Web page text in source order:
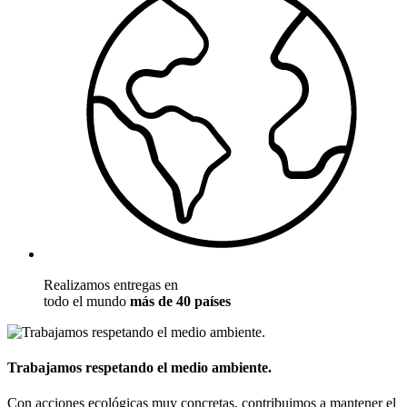
Realizamos entregas en
todo el mundo más de 40 países
Trabajamos respetando el medio ambiente.
Con acciones ecológicas muy concretas, contribuimos a mantener el